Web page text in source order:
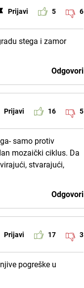
Prijavi 5 6
stega i zamor
Odgovori
Prijavi 16 5
samo protiv
mozaički ciklus. Da
stvarajući,
Odgovori
Prijavi 17 3
pogreške u